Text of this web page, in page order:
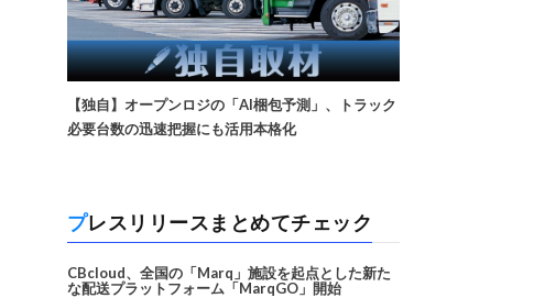
【独自】オープンロジの「AI梱包予測」、トラック
必要台数の迅速把握にも活用本格化
プレスリリースまとめてチェック
CBcloud、全国の「Marq」施設を起点とした新た
な配送プラットフォーム「MarqGO」開始